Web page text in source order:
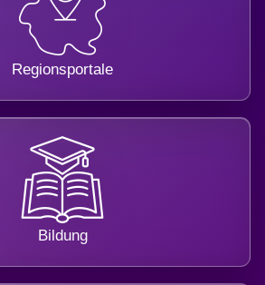
Regionsportale
Bildung